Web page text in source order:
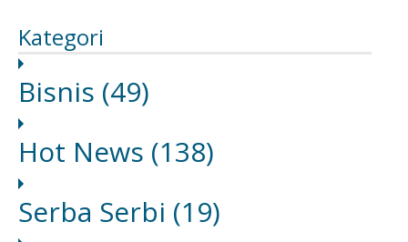
Kategori
Bisnis (49)
Hot News (138)
Serba Serbi (19)